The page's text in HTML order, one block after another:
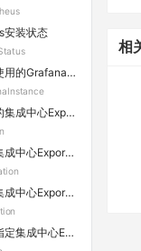
安装状态
绑定Prometheus实例使用的Grafana工作区ID
增加Prometheus实例的集成中心Exporter实例
更改Prometheus实例集成中心Exporter配置
删除Prometheus实例集成中心Exporter实例
获取Prometheus实例指定集成中心Exporter实例
相